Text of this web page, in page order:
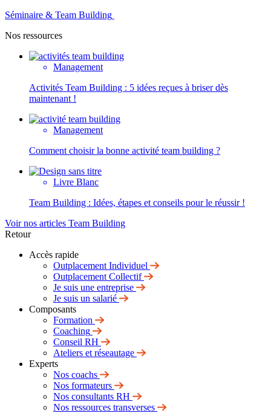
Séminaire & Team Building
Nos ressources
Management
Activités Team Building : 5 idées reçues à briser dès
maintenant !
Management
Comment choisir la bonne activité team building ?
Livre Blanc
Team Building : Idées, étapes et conseils pour le réussir !
Voir nos articles Team Building
Retour
Accès rapide
Outplacement Individuel
Outplacement Collectif
Je suis une entreprise
Je suis un salarié
Composants
Formation
Coaching
Conseil RH
Ateliers et réseautage
Experts
Nos coachs
Nos formateurs
Nos consultants RH
Nos ressources transverses